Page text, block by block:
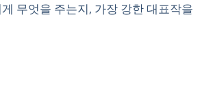
무엇을 주는지, 가장 강한 대표작을